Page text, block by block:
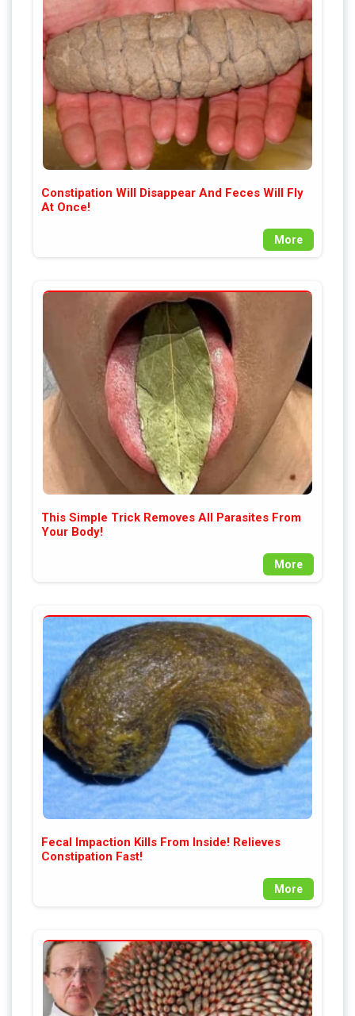
Constipation Will Disappear And Feces Will Fly
At Once!
More
This Simple Trick Removes All Parasites From
Your Body!
More
Fecal Impaction Kills From Inside! Relieves
Constipation Fast!
More